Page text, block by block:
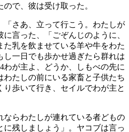
で、彼は受け取った。
「さあ、立って行こう。わたしが
に言った、「ごぞんじのように、
乳を飲ませている羊や牛をわた
し一日でも歩かせ過ぎたら群れは
わが主よ、どうか、しもべの先に
わたしの前にいる家畜と子供たち
歩いて行き、セイルでわが主と
ならわたしが連れている者どもの
に残しましょう」。ヤコブは言っ